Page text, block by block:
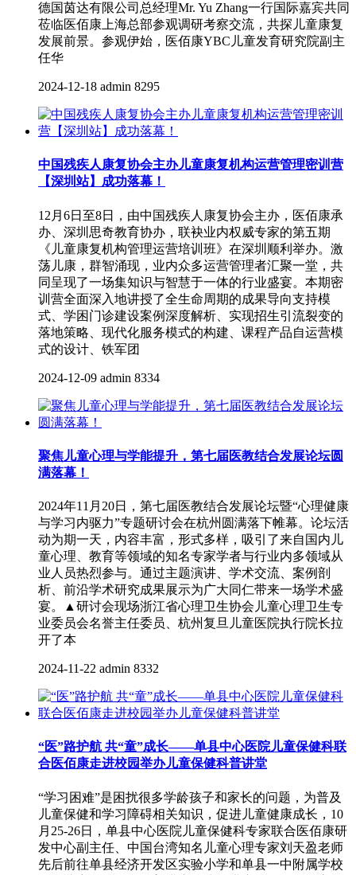
德国茵达有限公司总经理Mr. Yu Zhang一行国际嘉宾共同
莅临医佰康上海总部参观调研考察交流，共探儿童康复
发展前景。参观伊始，医佰康YBC儿童发育研究院副主
任华
2024-12-18 admin 8295
中国残疾人康复协会主办儿童康复机构运营管理密训营
【深圳站】成功落幕！
12月6日至8日，由中国残疾人康复协会主办，医佰康承
办、深圳思奇教育协办，联袂业内权威专家的第五期
《儿童康复机构管理运营培训班》在深圳顺利举办。激
荡儿康，群智涌现，业内众多运营管理者汇聚一堂，共
同呈现了一场集知识与智慧于一体的行业盛宴。本期密
训营全面深入地讲授了全生命周期的成果导向支持模
式、学困门诊建设案例深度解析、实现招生引流裂变的
落地策略、现代化服务模式的构建、课程产品自运营模
式的设计、铁军团
2024-12-09 admin 8334
聚焦儿童心理与学能提升，第七届医教结合发展论坛圆
满落幕！
2024年11月20日，第七届医教结合发展论坛暨“心理健康
与学习内驱力”专题研讨会在杭州圆满落下帷幕。论坛活
动为期一天，内容丰富，形式多样，吸引了来自国内儿
童心理、教育等领域的知名专家学者与行业内多领域从
业人员热烈参与。通过主题演讲、学术交流、案例剖
析、前沿学术研究成果展示为广大同仁带来一场学术盛
宴。▲研讨会现场浙江省心理卫生协会儿童心理卫生专
业委员会名誉主任委员、杭州复旦儿童医院执行院长拉
开了本
2024-11-22 admin 8332
“医”路护航 共“童”成长——单县中心医院儿童保健科联
合医佰康走进校园举办儿童保健科普讲堂
“学习困难”是困扰很多学龄孩子和家长的问题，为普及
儿童保健和学习障碍相关知识，促进儿童健康成长，10
月25-26日，单县中心医院儿童保健科专家联合医佰康研
发中心副主任、中国台湾知名儿童心理专家刘天盈老师
先后前往单县经济开发区实验小学和单县一中附属学校